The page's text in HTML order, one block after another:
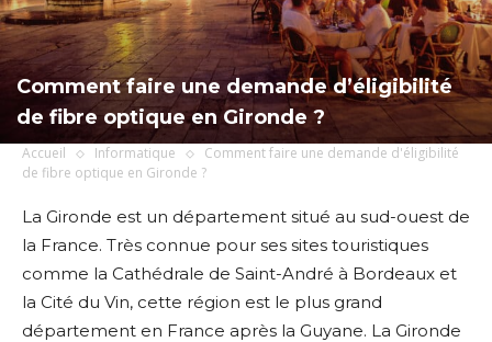
Comment faire une demande d’éligibilité
de fibre optique en Gironde ?
Accueil Informatique
Comment faire une demande d'éligibilité
de fibre optique en Gironde ?
La Gironde est un département situé au sud-ouest de
la France. Très connue pour ses sites touristiques
comme la Cathédrale de Saint-André à Bordeaux et
la Cité du Vin, cette région est le plus grand
département en France après la Guyane. La Gironde